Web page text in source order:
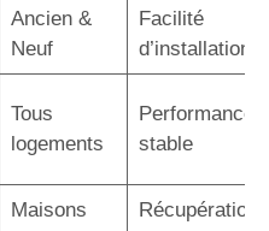
Ancien &
Neuf
Facilité
d’installation
Tous
logements
Performance
stable
Maisons
Récupération